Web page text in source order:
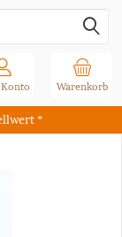
*
Warenkorb